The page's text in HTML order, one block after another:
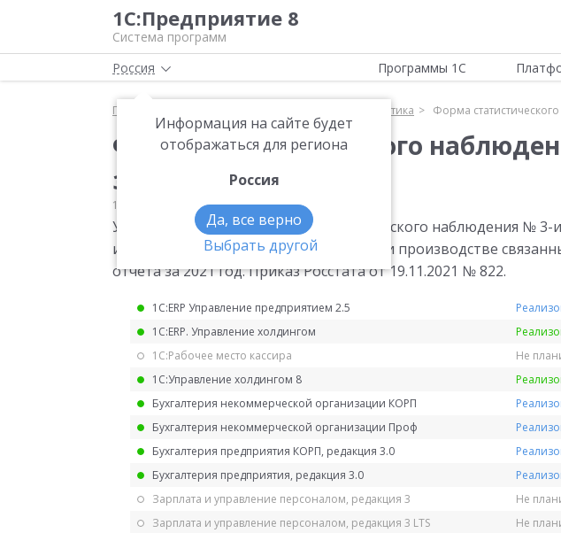
1С:Предприятие 8
Система программ
Россия
Информация на сайте будет
отображаться для региона
Россия
Да, все верно
Выбрать другой
Программы 1С
Главная Статистика Форма
Форма статистического
за 2021 год (2)
19.11.2021 Статистика
Утверждена годовая форма статистического наблюдения №
использовании цифровых технологий и производстве
отчета за 2021 год. Приказ Росстата от 19.11.2021 № 822.
1С:ERP Управление предприятием 2.5
1С:ERP. Управление холдингом
1С:Рабочее место кассира
Не
1С:Управление холдингом 8
Бухгалтерия некоммерческой организации КОРП
Бухгалтерия некоммерческой организации Проф
Бухгалтерия предприятия КОРП, редакция 3.0
Бухгалтерия предприятия, редакция 3.0
Зарплата и управление персоналом, редакция 3
Не
Зарплата и управление персоналом, редакция 3 LTS
Не